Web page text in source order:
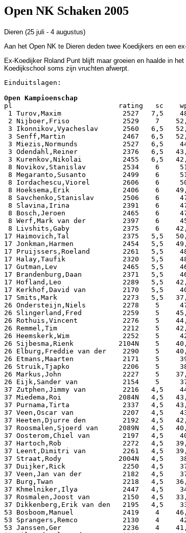
Open NK Schaken 2005
Dieren (25 juli - 4 augustus)
Aan het Open NK te Dieren deden twee Koedijkers en een
Ex-Koedijker Roland Punt blijft maar groeien en haalde in
Koedijkschool soms zijn vruchten afwerpt.
Einduitslagen:
pl                          rating   sc
1 Turov,Maxim               2527   7,5
2 Nijboer,Friso             2529    7
3 Ikonnikov,Vyacheslav      2560   6,5
3 Senff,Martin              2467   6,5
3 Miezis,Normunds           2527   6,5
3 Odendahl,Reiner           2376   6,5
3 Kurenkov,Nikolai          2455   6,5
8 Novikov,Stanislav         2534    6
8 Megaranto,Susanto         2499    6
8 Iordachescu,Viorel        2606    6
8 Hoeksema,Erik             2406    6
8 Savchenko,Stanislav       2506    6
8 Slavina,Irina             2391    6
8 Bosch,Jeroen              2465    6
8 Werf,Mark van der         2397    6
8 Livshits,Gaby             2375    6
17 Haimovich,Tal             2375   5,5
17 Jonkman,Harmen            2454   5,5
17 Pruijssers,Roeland        2261   5,5
17 Halay,Taufik              2320   5,5
17 Gutman,Lev                2465   5,5
17 Brandenburg,Daan          2371   5,5
17 Hofland,Leo               2289   5,5
17 Kerkhof,David van         2170   5,5
17 Smits,Mark                2273   5,5
26 Ondersteijn,Niels         2278    5
26 Slingerland,Fred          2259    5
26 Rothuis,Vincent           2276    5
26 Remmel,Tim                2212    5
26 Heemskerk,Wim             2252    5
26 Sijbesma,Rienk           2104N    5
26 Elburg,Freddie van der    2290    5
26 Etmans,Maarten            2171    5
26 Struik,Tjapko             2206    5
26 Markus,John               2227    5
26 Eijk,Sander van           2154    5
37 Zutphen,Jimmy van         2216   4,5
37 Miedema,Roi              2084N   4,5
37 Purnama,Tirta             2337   4,5
37 Veen,Oscar van            2207   4,5
37 Heeten,Djurre den         2192   4,5
37 Roosmalen,Sjoerd van     2089N   4,5
37 Oosterom,Chiel van        2197   4,5
37 Hartoch,Rob               2272   4,5
37 Leent,Dimitri van         2261   4,5
37 Straat,Rody              2004N   4,5
37 Duijker,Rick              2250   4,5
37 Veen,Jan van der          2182   4,5
37 Burg,Twan                 2218   4,5
37 Khmelniker,Ilya           2447   4,5
37 Rosmalen,Joost van        2150   4,5
37 Dikkenberg,Erik van den   2195   4,5
53 Bosboom,Manuel            2419    4
53 Sprangers,Remco           2130    4
53 Janssen,Ger               2236    4